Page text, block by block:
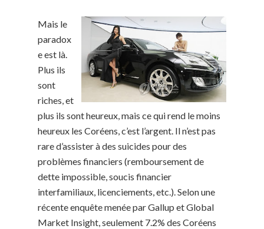
Mais le
paradox
e est là.
Plus ils
sont
riches, et
plus ils sont heureux, mais ce qui rend le moins
heureux les Coréens, c’est l’argent. Il n’est pas
rare d’assister à des suicides pour des
problèmes financiers (remboursement de
dette impossible, soucis financier
interfamiliaux, licenciements, etc.). Selon une
récente enquête menée par Gallup et Global
Market Insight, seulement 7.2% des Coréens